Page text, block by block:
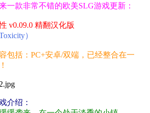
一款非常不错的欧美SLG游戏更新：
v0.09.0 精翻汉化版
Toxicity）
包括：PC+安卓/双端，已经整合在一
介绍：